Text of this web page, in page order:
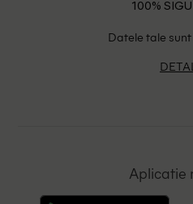
100%
Datele tale
Aplicatie